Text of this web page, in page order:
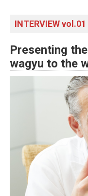
INTERVIEW vol.01
Presenting
wagyu to the